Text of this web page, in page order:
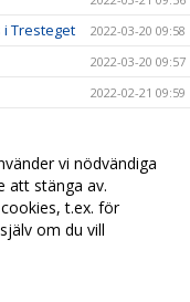
Tresteget 2022-03-20 09:58
2022-03-20 09:57
2022-02-21 09:59
2022-01-06 10:02
2022-01-05 10:01
2022-01-01 10:03
vi nödvändiga
att stänga av.
t.ex. för
om du vill